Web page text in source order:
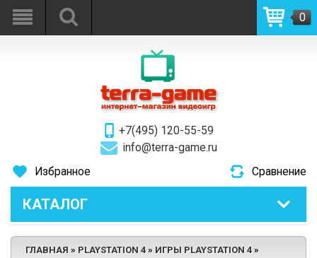
+7(495) 120-55-59
info@terra-game.ru
0
Избранное Сравнение
КАТАЛОГ
ГЛАВНАЯ PLAYSTATION 4
ИГРЫ PLAYSTATION 4